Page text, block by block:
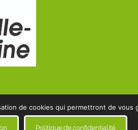
de cookies qui permettront de
Politique de confidentialité